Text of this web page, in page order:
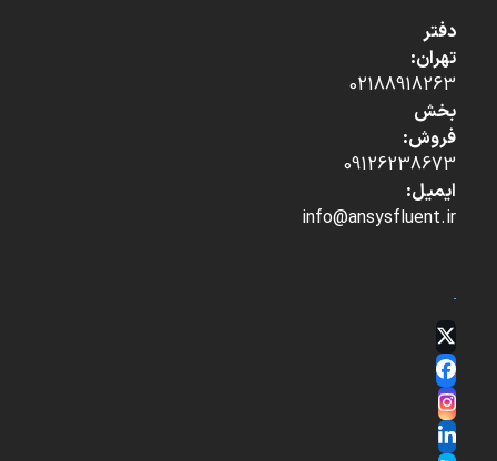
دفتر
تهران:
02188918263
بخش
فروش:
09126238673
ایمیل:
info@ansysfluent.ir
Twitter
(deprecated)
Facebook
Instagram
LinkedIn